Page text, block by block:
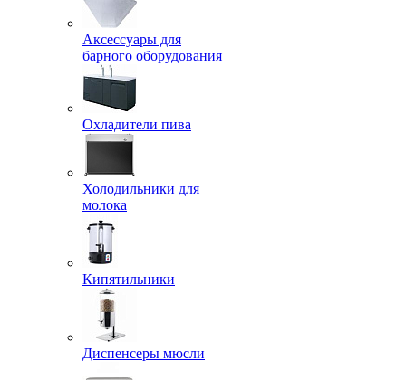
Аксессуары для
барного оборудования
Охладители пива
Холодильники для
молока
Кипятильники
Диспенсеры мюсли